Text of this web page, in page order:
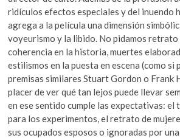
ridículos efectos especiales y del inuendo
agrega a la película una dimensión
voyeurismo y la libido. No pidamos retrato
coherencia en la historia, muertes
estilismos en la puesta en escena (como
premisas similares Stuart Gordon o Frank
placer de ver qué tan lejos puede llevar
en ese sentido cumple las expectativas: el
para los experimentos, el retrato de
sus ocupados esposos o ignoradas por